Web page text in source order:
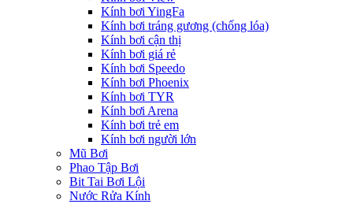
Kính bơi YingFa
Kính bơi tráng gương (chống lóa)
Kính bơi cận thị
Kính bơi giá rẻ
Kính bơi Speedo
Kính bơi Phoenix
Kính bơi TYR
Kính bơi Arena
Kính bơi trẻ em
Kính bơi người lớn
Mũ Bơi
Phao Tập Bơi
Bit Tai Bơi Lội
Nước Rửa Kính